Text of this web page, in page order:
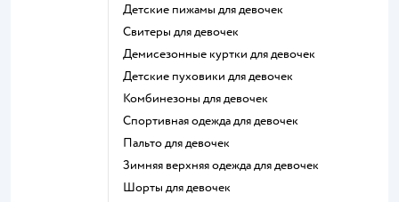
Детские пижамы для девочек
Свитеры для девочек
Демисезонные куртки для девочек
Детские пуховики для девочек
Комбинезоны для девочек
Спортивная одежда для девочек
Пальто для девочек
Зимняя верхняя одежда для девочек
Шорты для девочек